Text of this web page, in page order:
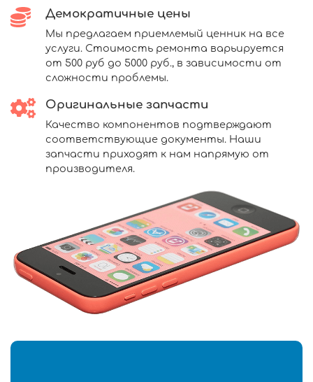
Демократичные цены
Мы предлагаем приемлемый ценник на все
услуги. Стоимость ремонта варьируется
от 500 руб до 5000 руб., в зависимости от
сложности проблемы.
Оригинальные запчасти
Качество компонентов подтверждают
соответствующие документы. Наши
запчасти приходят к нам напрямую от
производителя.